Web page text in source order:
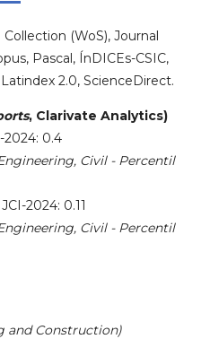
(WoS), Journal
Pascal, ÍnDICEs-CSIC,
2.0, ScienceDirect.
, Clarivate Analytics)
2024: 0.4
Civil - Percentil
2024: 0.11
Civil - Percentil
and Construction)